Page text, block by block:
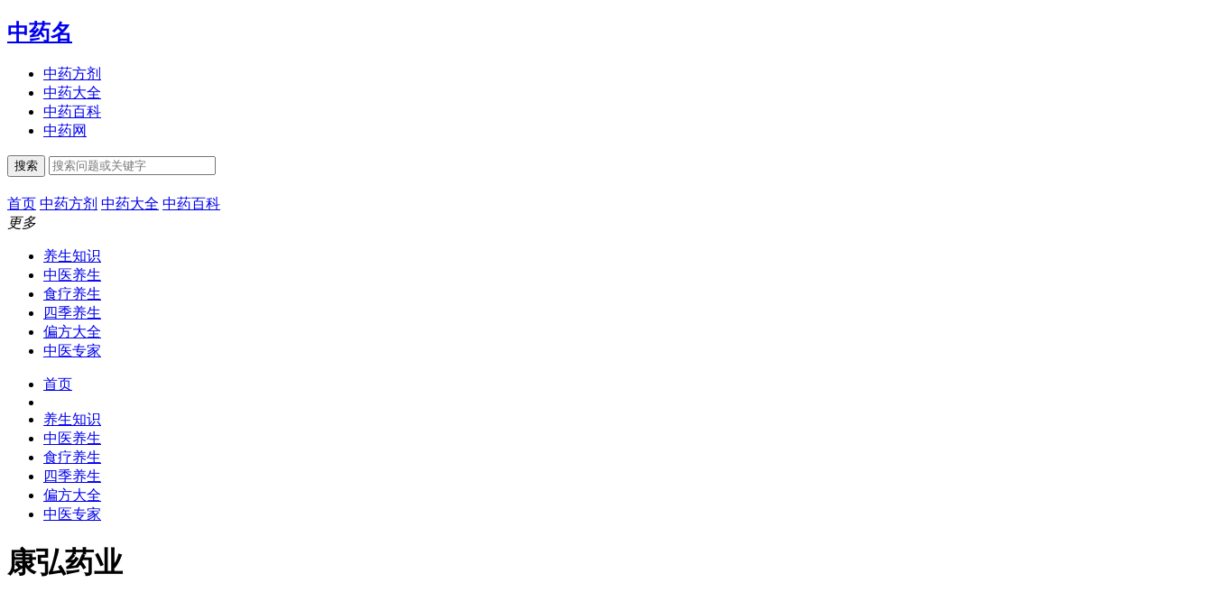
中药名
中药方剂
中药大全
中药百科
中药网
搜索
首页 中药方剂 中药大全 中药百科
更多
养生知识
中医养生
食疗养生
四季养生
偏方大全
中医专家
首页
养生知识
中医养生
食疗养生
四季养生
偏方大全
中医专家
康弘药业